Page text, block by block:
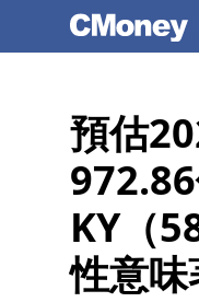
預估
KY（
性意味